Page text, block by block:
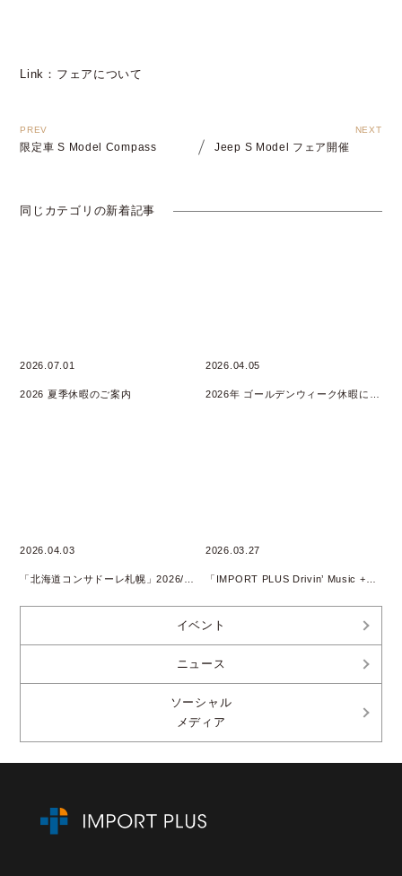
Link：フェアについて
限定車 S Model Compass Jeep S Model フェア開催
同じカテゴリの新着記事
2026.07.01
2026 夏季休暇のご案内
2026.04.05
2026.04.03 2026.03.27
イベント
ニュース
ソーシャル
メディア